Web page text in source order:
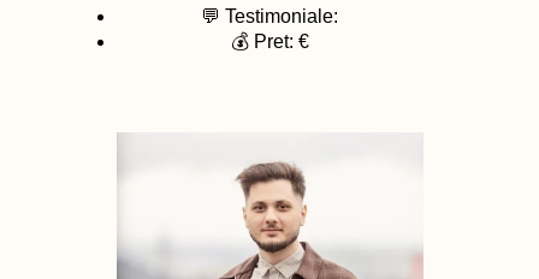
💬 Testimoniale:
💰 Pret: €